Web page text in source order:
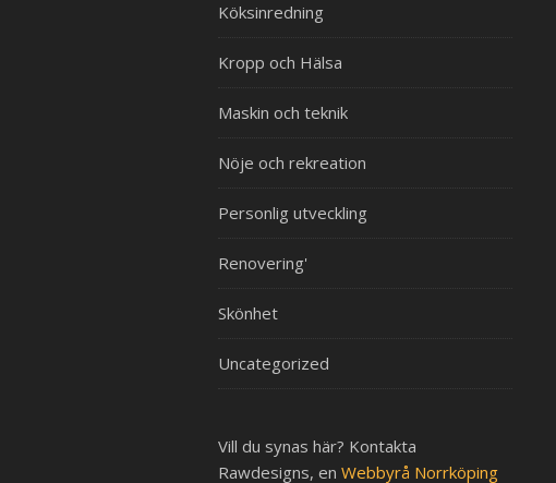
Köksinredning
Kropp och Hälsa
Maskin och teknik
Nöje och rekreation
Personlig utveckling
Renovering'
Skönhet
Uncategorized
Vill du synas här? Kontakta
Rawdesigns, en Webbyrå Norrköping